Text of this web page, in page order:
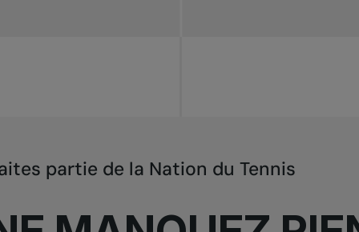
partie de la Nation du Tennis